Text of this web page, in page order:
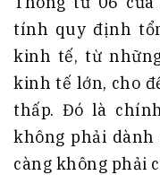
tính quy định
kinh tế, từ
kinh tế lớn, cho
thấp. Đó là
không phải
càng không phải